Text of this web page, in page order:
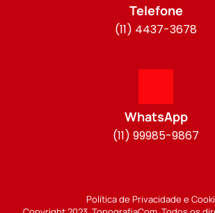
Telefone
(11) 4437-3678
WhatsApp
(11) 99985-9867
Política de Privacidade e